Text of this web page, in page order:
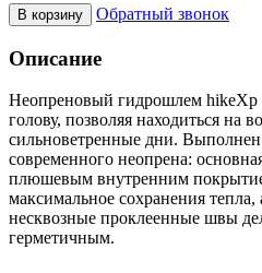
В корзину Обратный звонок
Описание
Неопреновый гидрошлем
голову, позволяя находиться на
сильноветренные дни. Выполнен
современного неопрена:
плюшевым внутренним
максимальное сохранения
несквозные проклеенные швы
герметичным.